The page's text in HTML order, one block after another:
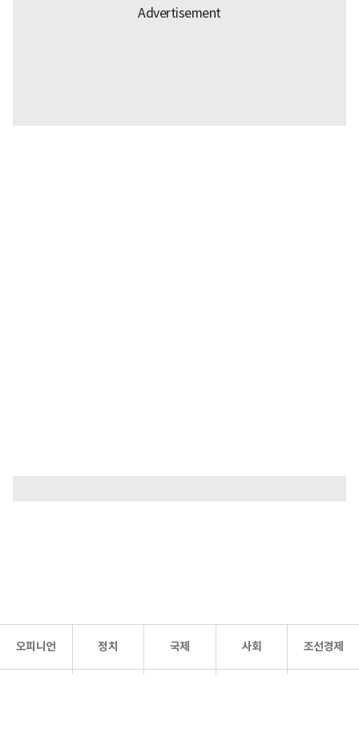
오피니언 정치 국제 사회 조선경제